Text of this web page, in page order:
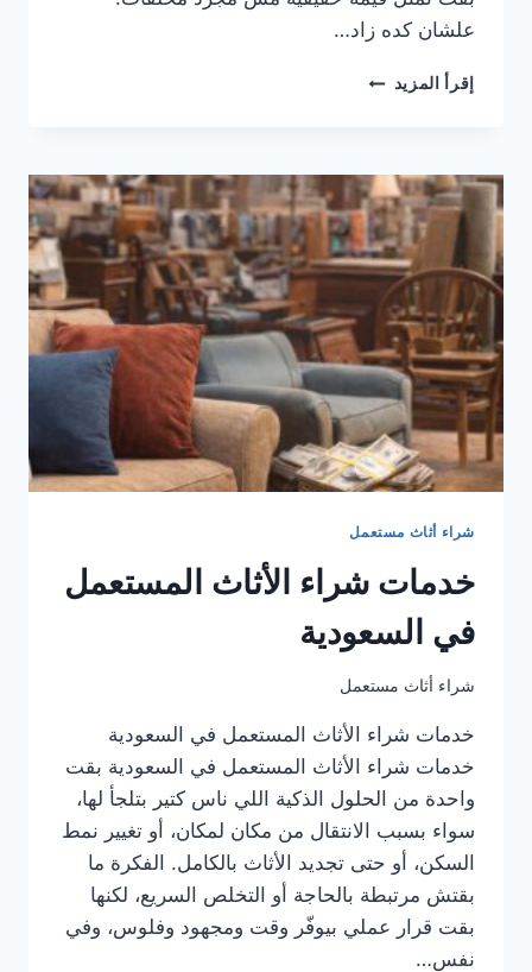
علشان كده زاد…
إقرأ المزيد خدمات
السعودية
شراء أثاث مستعمل
خدمات شراء الأثاث المستعمل
في السعودية
شراء أثاث مستعمل
خدمات شراء الأثاث المستعمل في السعودية
خدمات شراء الأثاث المستعمل في السعودية بقت
واحدة من الحلول الذكية اللي ناس كتير بتلجأ لها،
سواء بسبب الانتقال من مكان لمكان، أو تغيير نمط
السكن، أو حتى تجديد الأثاث بالكامل. الفكرة ما
بقتش مرتبطة بالحاجة أو التخلص السريع، لكنها
بقت قرار عملي بيوفّر وقت ومجهود وفلوس، وفي
نفس…